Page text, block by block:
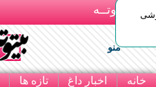
بـیتوتــه
منو
خانه اخبار داغ تازه ها